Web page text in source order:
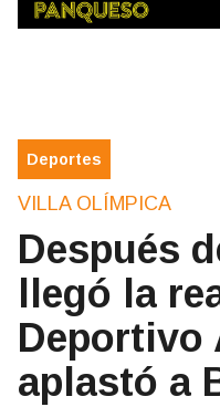
Deportes
VILLA OLÍMPICA
Después
llegó la
Deportivo
aplastó a